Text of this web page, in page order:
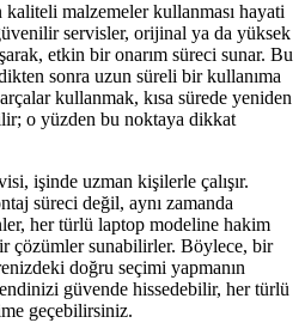
malzemeler kullanması hayati
servisler, orijinal ya da yüksek
etkin bir onarım süreci sunar. Bu
sonra uzun süreli bir kullanıma
kullanmak, kısa sürede yeniden
o yüzden bu noktaya dikkat
işinde uzman kişilerle çalışır.
süreci değil, aynı zamanda
her türlü laptop modeline hakim
çözümler sunabilirler. Böylece, bir
doğru seçimi yapmanın
güvende hissedebilir, her türlü
geçebilirsiniz.